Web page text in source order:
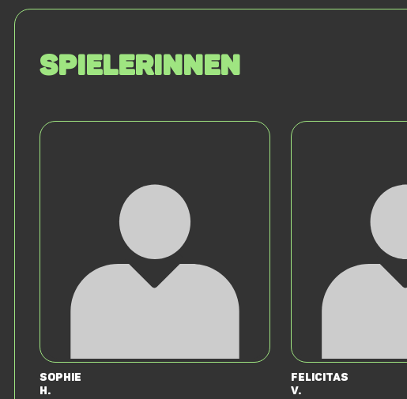
SPIELERINNEN
Sophie
H.
Felicitas
V.